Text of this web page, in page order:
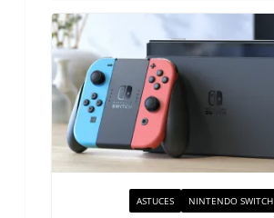
ASTUCES NINTENDO SWITCH